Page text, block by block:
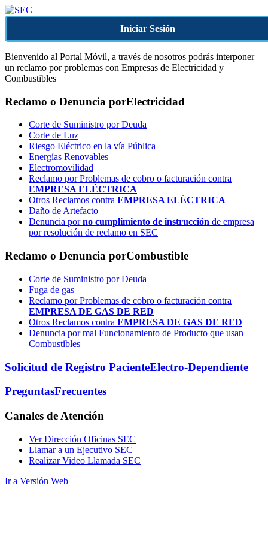
Iniciar Sesión
Bienvenido al Portal Móvil, a través de nosotros podrás interponer
un reclamo por problemas con Empresas de Electricidad y
Combustibles
Reclamo o Denuncia porElectricidad
Corte de Suministro por Deuda
Corte de Luz
Riesgo Eléctrico en la vía Pública
Energías Renovables
Electromovilidad
Reclamo por Problemas de cobro o facturación contra
EMPRESA ELÉCTRICA
Otros Reclamos contra EMPRESA ELÉCTRICA
Daño de Artefacto
Denuncia porno cumplimiento de instrucción de empresa
por resolución de reclamo en SEC
Reclamo o Denuncia porCombustible
Corte de Suministro por Deuda
Fuga de gas
Reclamo por Problemas de cobro o facturación contra
EMPRESA DE GAS DE RED
Otros Reclamos contra EMPRESA DE GAS DE RED
Denuncia por mal Funcionamiento de Producto que usan
Combustibles
Solicitud de Registro PacienteElectro-Dependiente
PreguntasFrecuentes
Canales de Atención
Ver Dirección Oficinas SEC
Llamar a un Ejecutivo SEC
Realizar Video Llamada SEC
Ir a Versión Web